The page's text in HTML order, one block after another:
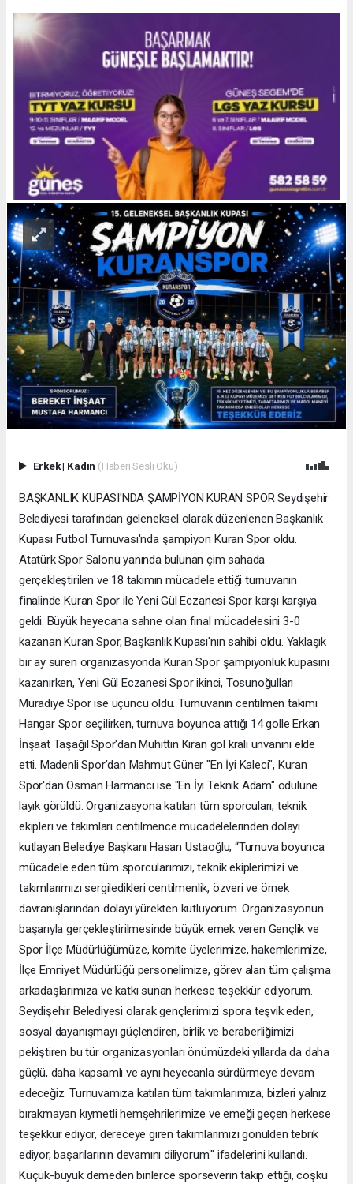
Erkek| Kadın (Haberi Sesli Oku)
BAŞKANLIK KUPASI'NDA ŞAMPİYON KURAN SPOR Seydişehir
Belediyesi tarafından geleneksel olarak düzenlenen Başkanlık
Kupası Futbol Turnuvası'nda şampiyon Kuran Spor oldu.
Atatürk Spor Salonu yanında bulunan çim sahada
gerçekleştirilen ve 18 takımın mücadele ettiği turnuvanın
finalinde Kuran Spor ile Yeni Gül Eczanesi Spor karşı karşıya
geldi. Büyük heyecana sahne olan final mücadelesini 3-0
kazanan Kuran Spor, Başkanlık Kupası'nın sahibi oldu. Yaklaşık
bir ay süren organizasyonda Kuran Spor şampiyonluk kupasını
kazanırken, Yeni Gül Eczanesi Spor ikinci, Tosunoğulları
Muradiye Spor ise üçüncü oldu. Turnuvanın centilmen takımı
Hangar Spor seçilirken, turnuva boyunca attığı 14 golle Erkan
İnşaat Taşağıl Spor'dan Muhittin Kıran gol kralı unvanını elde
etti. Madenli Spor'dan Mahmut Güner "En İyi Kaleci", Kuran
Spor'dan Osman Harmancı ise "En İyi Teknik Adam" ödülüne
layık görüldü. Organizasyona katılan tüm sporcuları, teknik
ekipleri ve takımları centilmence mücadelelerinden dolayı
kutlayan Belediye Başkanı Hasan Ustaoğlu; “Turnuva boyunca
mücadele eden tüm sporcularımızı, teknik ekiplerimizi ve
takımlarımızı sergiledikleri centilmenlik, özveri ve örnek
davranışlarından dolayı yürekten kutluyorum. Organizasyonun
başarıyla gerçekleştirilmesinde büyük emek veren Gençlik ve
Spor İlçe Müdürlüğümüze, komite üyelerimize, hakemlerimize,
İlçe Emniyet Müdürlüğü personelimize, görev alan tüm çalışma
arkadaşlarımıza ve katkı sunan herkese teşekkür ediyorum.
Seydişehir Belediyesi olarak gençlerimizi spora teşvik eden,
sosyal dayanışmayı güçlendiren, birlik ve beraberliğimizi
pekiştiren bu tür organizasyonları önümüzdeki yıllarda da daha
güçlü, daha kapsamlı ve aynı heyecanla sürdürmeye devam
edeceğiz. Turnuvamıza katılan tüm takımlarımıza, bizleri yalnız
bırakmayan kıymetli hemşehrilerimize ve emeği geçen herkese
teşekkür ediyor, dereceye giren takımlarımızı gönülden tebrik
ediyor, başarılarının devamını diliyorum." ifadelerini kullandı.
Küçük-büyük demeden binlerce sporseverin takip ettiği, coşku